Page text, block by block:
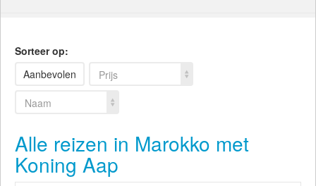
Sorteer op:
Aanbevolen
Prijs
Naam
Alle reizen in Marokko met
Koning Aap